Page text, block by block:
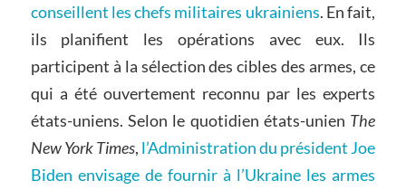
conseillent les chefs militaires ukrainiens. En fait,
ils planifient les opérations avec eux. Ils
participent à la sélection des cibles des armes, ce
qui a été ouvertement reconnu par les experts
états-uniens. Selon le quotidien états-unien The
New York Times, l’Administration du président Joe
Biden envisage de fournir à l’Ukraine les armes